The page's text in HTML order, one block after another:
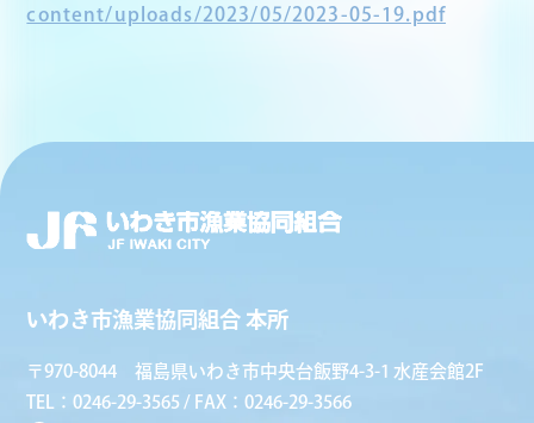
content/uploads/2023/05/2023-05-19.pdf
いわき市漁業協同組合 本所
〒970-8044 福島県いわき市中央台飯野4-3-1 水産会館2F
TEL：0246-29-3565 / FAX：0246-29-3566